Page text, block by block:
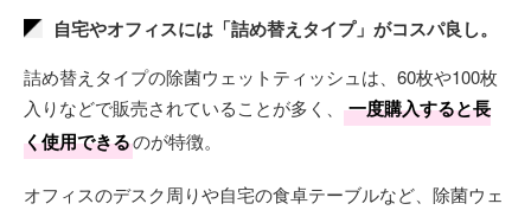
自宅やオフィスには「詰め替えタイプ」がコスパ良し。
詰め替えタイプの除菌ウェットティッシュは、60枚や100枚
入りなどで販売されていることが多く、
一度購入すると長
く使用できるのが特徴。
オフィスのデスク周りや自宅の食卓テーブルなど、除菌ウェ